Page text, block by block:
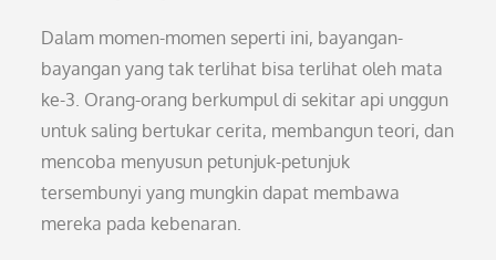
Dalam momen-momen seperti ini, bayangan-
bayangan yang tak terlihat bisa terlihat oleh mata
ke-3. Orang-orang berkumpul di sekitar api unggun
untuk saling bertukar cerita, membangun teori, dan
mencoba menyusun petunjuk-petunjuk
tersembunyi yang mungkin dapat membawa
mereka pada kebenaran.